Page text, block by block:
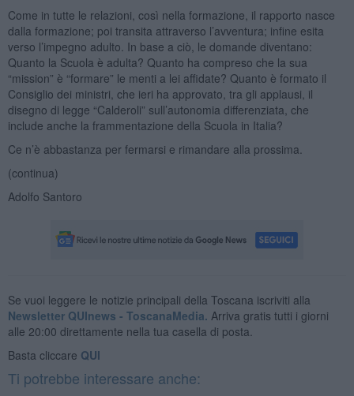
Come in tutte le relazioni, così nella formazione, il rapporto nasce
dalla formazione; poi transita attraverso l’avventura; infine esita
verso l’impegno adulto. In base a ciò, le domande diventano:
Quanto la Scuola è adulta? Quanto ha compreso che la sua
“mission” è “formare” le menti a lei affidate? Quanto è formato il
Consiglio dei ministri, che ieri ha approvato, tra gli applausi, il
disegno di legge “Calderoli” sull’autonomia differenziata, che
include anche la frammentazione della Scuola in Italia?
Ce n’è abbastanza per fermarsi e rimandare alla prossima.
(continua)
Adolfo Santoro
Se vuoi leggere le notizie principali della Toscana iscriviti alla
Newsletter QUInews - ToscanaMedia. Arriva gratis tutti i giorni
alle 20:00 direttamente nella tua casella di posta.
Basta cliccare QUI
Ti potrebbe interessare anche: